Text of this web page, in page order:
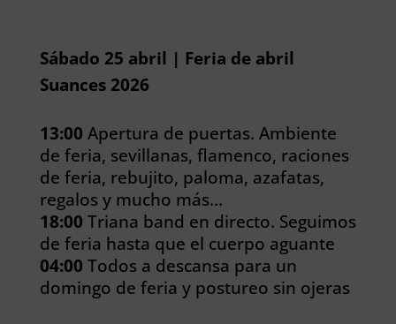
Sábado 25 abril | Feria de abril
Suances 2026
13:00 Apertura de puertas. Ambiente
de feria, sevillanas, flamenco, raciones
de feria, rebujito, paloma, azafatas,
regalos y mucho más…
18:00 Triana band en directo. Seguimos
de feria hasta que el cuerpo aguante
04:00 Todos a descansa para un
domingo de feria y postureo sin ojeras